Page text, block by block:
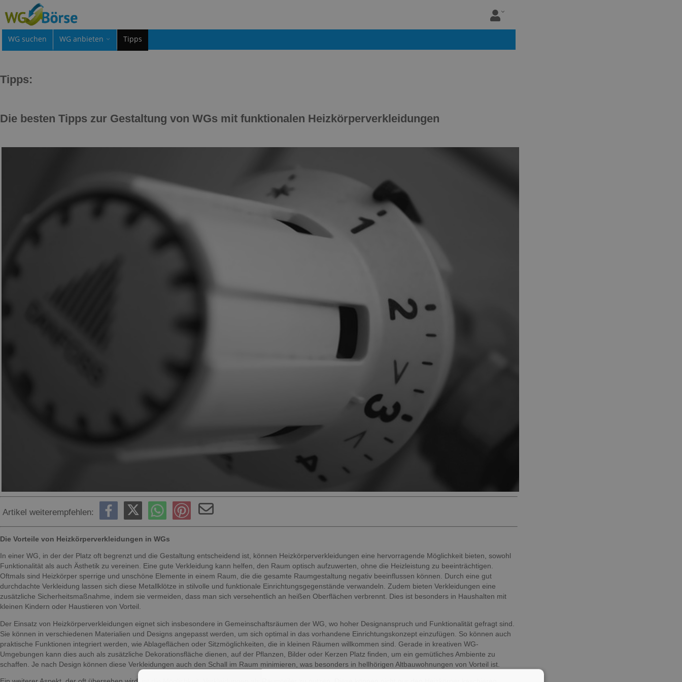
WG suchen WG anbieten Tipps
Tipps:
Die besten Tipps zur Gestaltung von WGs mit funktionalen Heizkörperverkleidungen
Artikel weiterempfehlen:
Die Vorteile von Heizkörperverkleidungen in WGs
In einer WG, in der der Platz oft begrenzt und die Gestaltung entscheidend ist, können Heizkörperverkleidungen eine hervorragende Möglichkeit bieten, sowohl
Funktionalität als auch Ästhetik zu vereinen. Eine gute Verkleidung kann helfen, den Raum optisch aufzuwerten, ohne die Heizleistung zu beeinträchtigen.
Oftmals sind Heizkörper sperrige und unschöne Elemente in einem Raum, die die gesamte Raumgestaltung negativ beeinflussen können. Durch eine gut
durchdachte Verkleidung lassen sich diese Metallklötze in stilvolle und funktionale Einrichtungsgegenstände verwandeln. Zudem bieten Verkleidungen eine
zusätzliche Sicherheitsmaßnahme, indem sie vermeiden, dass man sich versehentlich an heißen Oberflächen verbrennt. Dies ist besonders in Haushalten mit
kleinen Kindern oder Haustieren von Vorteil.
Der Einsatz von Heizkörperverkleidungen eignet sich insbesondere in Gemeinschaftsräumen der WG, wo hoher Designanspruch und Funktionalität gefragt sind.
Sie können in verschiedenen Materialien und Designs angepasst werden, um sich optimal in das vorhandene Einrichtungskonzept einzufügen. So können auch
praktische Funktionen integriert werden, wie Ablageflächen oder Sitzmöglichkeiten, die in kleinen Räumen willkommen sind. Gerade in kreativen WG-
Umgebungen kann dies auch als zusätzliche Dekorationsfläche dienen, auf der Pflanzen, Bilder oder Kerzen Platz finden, um ein gemütliches Ambiente zu
schaffen. Je nach Design können diese Verkleidungen auch den Schall im Raum minimieren, was besonders in hellhörigen Altbauwohnungen von Vorteil ist.